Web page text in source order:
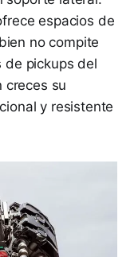
espacios de
no compite
de pickups del
creces su
y resistente